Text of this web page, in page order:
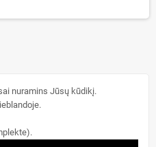
nuramins Jūsų kūdikį.